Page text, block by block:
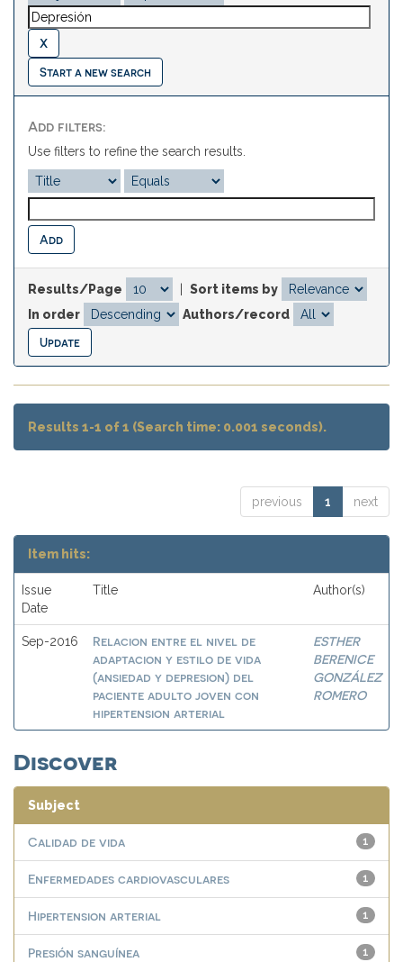
Start a new search
Add filters:
Use filters to refine the search results.
Results/Page
Sort items by
In order
Authors/record
Results 1-1 of 1 (Search time: 0.001 seconds).
previous 1 next
Item hits:
Issue
Date
Title Author(s)
Sep-2016
Relacion entre el nivel de
adaptacion y estilo de vida
(ansiedad y depresion) del
paciente adulto joven con
hipertension arterial
ESTHER
BERENICE
GONZÁLEZ
ROMERO
Discover
Subject
1
Calidad de vida
1
Enfermedades cardiovasculares
1
Hipertension arterial
1
Presión sanguínea